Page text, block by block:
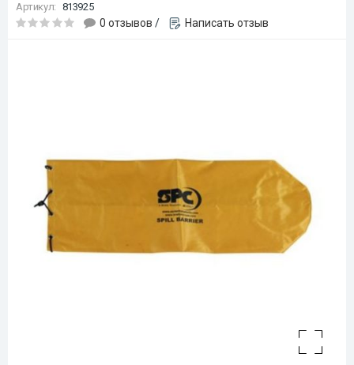
Артикул: 813925
0 отзывов / Написать отзыв